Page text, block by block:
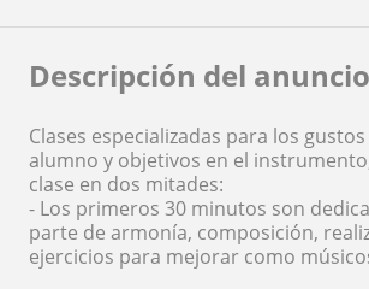
Descripción del anuncio
Clases especializadas para los
alumno y objetivos en el
clase en dos mitades:
- Los primeros 30 minutos son
parte de armonía, composición,
ejercicios para mejorar como